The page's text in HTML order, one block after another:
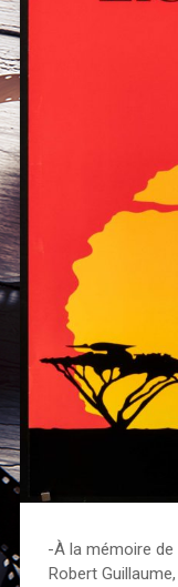
-À la mémoire
Robert